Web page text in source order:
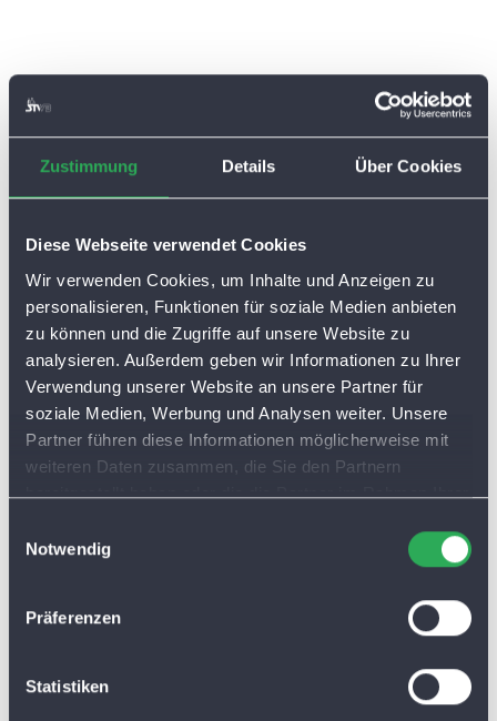
Zustimmung Details Über Cookies
Diese Webseite verwendet Cookies
Wir verwenden Cookies, um Inhalte und Anzeigen zu
personalisieren, Funktionen für soziale Medien anbieten
zu können und die Zugriffe auf unsere Website zu
analysieren. Außerdem geben wir Informationen zu Ihrer
Verwendung unserer Website an unsere Partner für
soziale Medien, Werbung und Analysen weiter. Unsere
Partner führen diese Informationen möglicherweise mit
weiteren Daten zusammen, die Sie den Partnern
bereitgestellt haben oder die die Partner im Rahmen Ihrer
Cookies automatisch zu, wenn Sie unsere Webseite
Notwendig
Präferenzen
Statistiken